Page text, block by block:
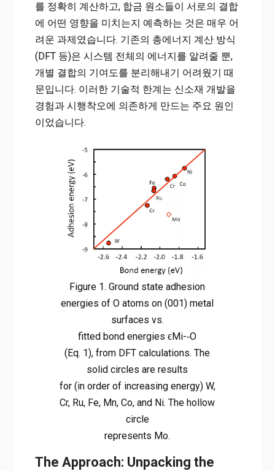
를 정확히 계산하고, 합금 원소들이 서로의 결합
에 어떤 영향을 미치는지 예측하는 것은 매우 어
려운 과제였습니다. 기존의 총에너지 계산 방식
(DFT 등)은 시스템 전체의 에너지를 알려줄 뿐,
개별 결합의 기여도를 분리해내기 어려웠기 때
문입니다. 이러한 기술적 한계는 신소재 개발을
경험과 시행착오에 의존하게 만드는 주요 원인
이었습니다.
Figure 1. Ground state adhesion
energies of O atoms on (001) metal
surfaces vs.
fitted bond energies ϵMi-­‐O
(Eq. 1), from DFT calculations. The
solid circles are results
for (in order of increasing energy) W,
Cr, Ru, Fe, Mn, Co, and Ni. The hollow
circle
represents Mo.
The Approach: Unpacking the